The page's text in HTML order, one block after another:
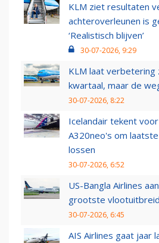
KLM ziet resultaten
achteroverleunen is
‘Realistisch blijven’
30-07-2026, 9:29
KLM laat verbetering
kwartaal, maar de
30-07-2026, 8:22
Icelandair tekent
A320neo's om
lossen
30-07-2026, 6:52
US-Bangla Airlines
grootste
30-07-2026, 6:45
AIS Airlines gaat jaar